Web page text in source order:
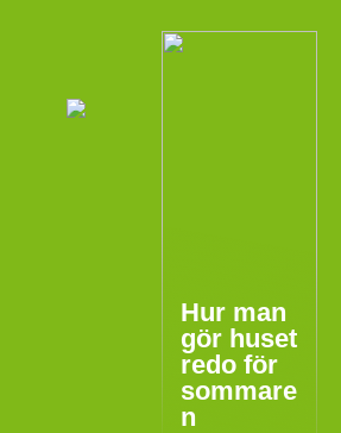
Hur man
gör huset
redo för
sommare
n